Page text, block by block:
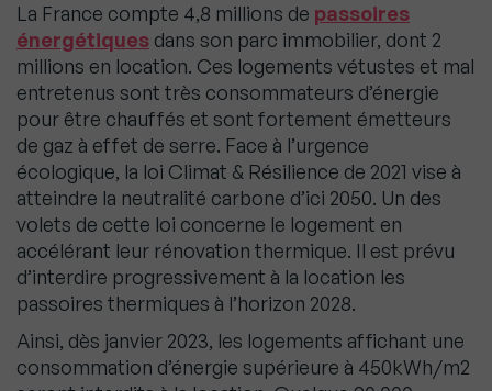
La France compte 4,8 millions de passoires
énergétiques dans son parc immobilier, dont 2
millions en location. Ces logements vétustes et mal
entretenus sont très consommateurs d’énergie
pour être chauffés et sont fortement émetteurs
de gaz à effet de serre. Face à l’urgence
écologique, la loi Climat & Résilience de 2021 vise à
atteindre la neutralité carbone d’ici 2050. Un des
volets de cette loi concerne le logement en
accélérant leur rénovation thermique. Il est prévu
d’interdire progressivement à la location les
passoires thermiques à l’horizon 2028.
Ainsi, dès janvier 2023, les logements affichant une
consommation d’énergie supérieure à 450kWh/m2